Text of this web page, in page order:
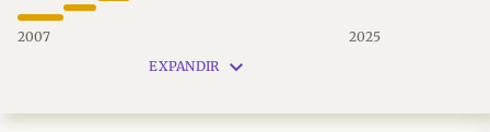
2007
2025
EXPANDIR keyboard_arrow_down